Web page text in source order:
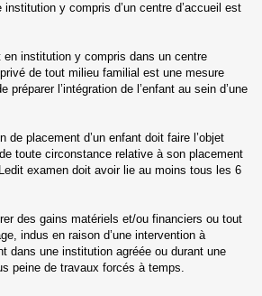
institution y compris d’un centre d’accueil est
en institution y compris dans un centre
de tout milieu familial est une mesure
préparer l’intégration de l’enfant au sein d’une
de placement d’un enfant doit faire l’objet
toute circonstance relative à son placement
examen doit avoir lie au moins tous les 6
des gains matériels et/ou financiers ou tout
indus en raison d’une intervention à
dans une institution agréée ou durant une
peine de travaux forcés à temps.